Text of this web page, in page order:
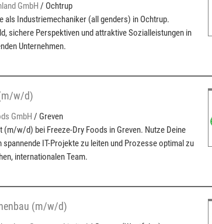
GmbH / Ochtrup
als Industriemechaniker (all genders) in Ochtrup.
sichere Perspektiven und attraktive Sozialleistungen in
Unternehmen.
w/d)
GmbH / Greven
(m/w/d) bei Freeze-Dry Foods in Greven. Nutze Deine
spannende IT-Projekte zu leiten und Prozesse optimal zu
internationalen Team.
(m/w/d)